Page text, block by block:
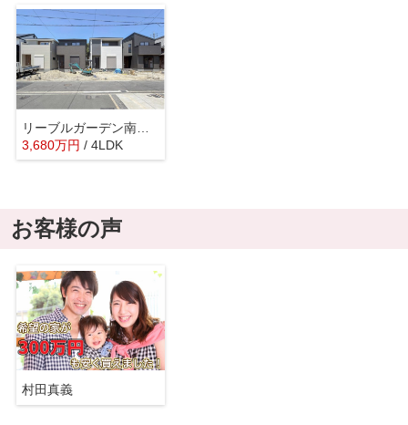
リーブルガーデン南野2丁目第3
3,680万円 / 4LDK
お客様の声
村田真義